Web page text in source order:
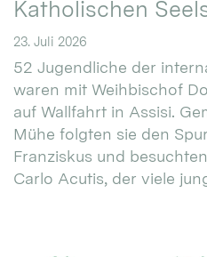
Katholischen
23. Juli 2026
52 Jugendliche der
waren mit Weihbischof
auf Wallfahrt in Assisi.
Mühe folgten sie den
Franziskus und
Carlo Acutis, der viele